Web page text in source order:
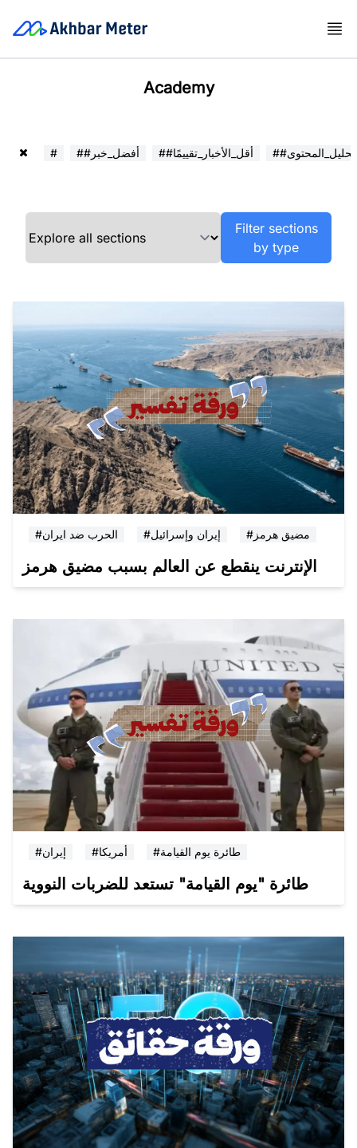
Academy
# ##أفضل_خبر ##أقل_الأخبار_تقييمًا ##تحليل_المحتوى
Filter sections
by type
#الحرب ضد ايران #إيران وإسرائيل #مضيق هرمز
الإنترنت ينقطع عن العالم بسبب مضيق هرمز
#إيران #أمريكا #طائرة يوم القيامة
طائرة "يوم القيامة" تستعد للضربات النووية